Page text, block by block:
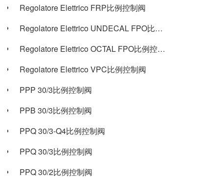
Regolatore Elettrico FRP比例控制阀
Regolatore Elettrico UNDECAL FPO比例控制阀
Regolatore Elettrico OCTAL FPO比例控制阀
Regolatore Elettrico VPC比例控制阀
PPP 30/3比例控制阀
PPB 30/3比例控制阀
PPQ 30/3-Q4比例控制阀
PPQ 30/3比例控制阀
PPQ 30/2比例控制阀